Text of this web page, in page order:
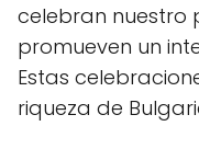
celebran nuestro
promueven un
Estas
riqueza de